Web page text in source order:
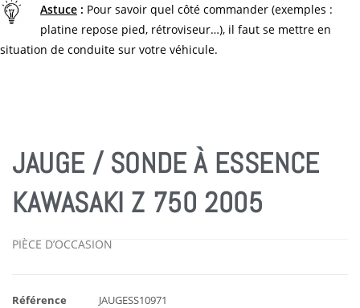
Astuce : Pour savoir quel côté commander (exemples :
platine repose pied, rétroviseur…), il faut se mettre en
situation de conduite sur votre véhicule.
JAUGE / SONDE À ESSENCE
KAWASAKI Z 750 2005
PIÈCE D’OCCASION
Référence
JAUGESS10971